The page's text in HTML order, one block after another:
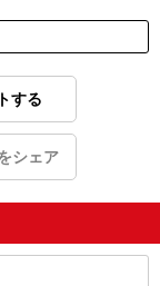
する
シェア